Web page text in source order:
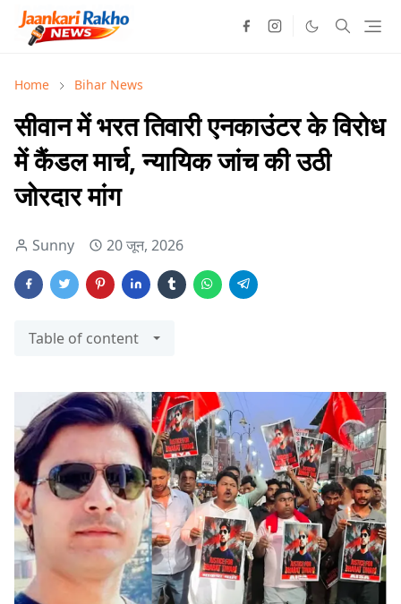
Home Bihar News
सीवान में भरत तिवारी एनकाउंटर के विरोध
में कैंडल मार्च, न्यायिक जांच की उठी
जोरदार मांग
Sunny 20 जून, 2026
Table of content